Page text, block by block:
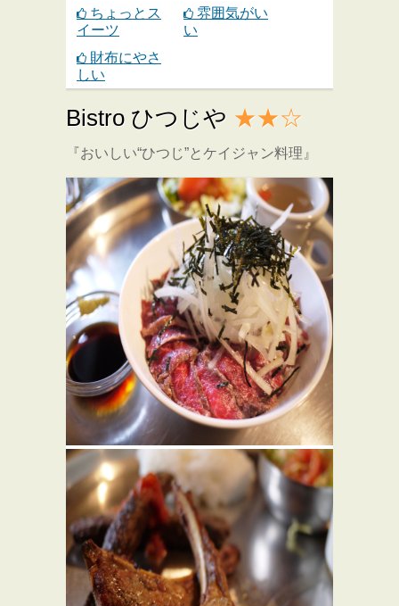
ちょっとス
イーツ
雰囲気がい
い
財布にやさ
しい
Bistro ひつじや ★★☆
『おいしい“ひつじ”とケイジャン料理』